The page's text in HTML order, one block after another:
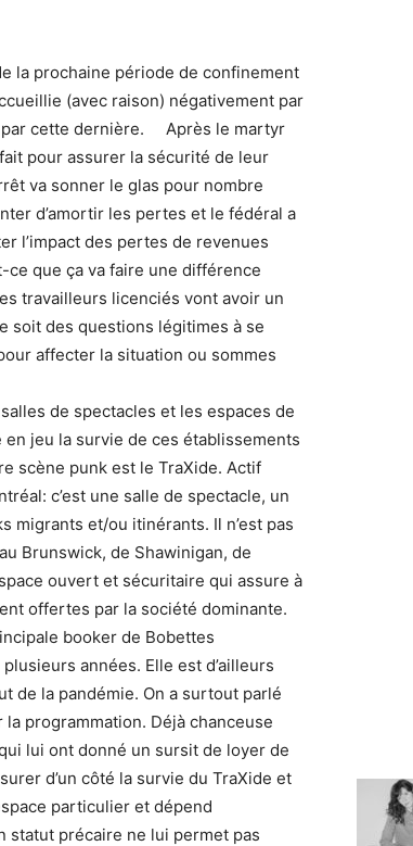
la prochaine période de confinement
(avec raison) négativement par
par cette dernière. Après le martyr
pour assurer la sécurité de leur
va sonner le glas pour nombre
d’amortir les pertes et le fédéral a
l’impact des pertes de revenues
ce que ça va faire une différence
travailleurs licenciés vont avoir un
soit des questions légitimes à se
affecter la situation ou sommes
de spectacles et les espaces de
jeu la survie de ces établissements
scène punk est le TraXide. Actif
c’est une salle de spectacle, un
migrants et/ou itinérants. Il n’est pas
Brunswick, de Shawinigan, de
ouvert et sécuritaire qui assure à
offertes par la société dominante.
booker de Bobettes
années. Elle est d’ailleurs
de la pandémie. On a surtout parlé
programmation. Déjà chanceuse
lui ont donné un sursit de loyer de
d’un côté la survie du TraXide et
particulier et dépend
statut précaire ne lui permet pas